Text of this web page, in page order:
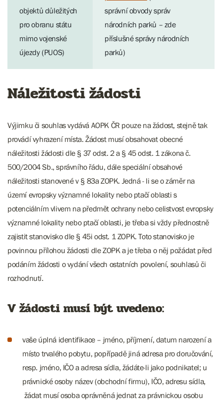
objektů důležitých
pro obranu státu
mimo vojenské
újezdy (PUOS)
správní obvody správ
národních parků – zde
příslušné správy národních
parků)
Náležitosti žádosti
Výjimku či souhlas vydává AOPK ČR pouze na žádost, stejně tak
provádí vyhrazení místa. Žádost musí obsahovat obecné
náležitosti žádosti dle § 37 odst. 2 a § 45 odst. 1 zákona č.
500/2004 Sb., správního řádu, dále speciální obsahové
náležitosti stanovené v § 83a ZOPK. Jedná - li se o záměr na
území evropsky významné lokality nebo ptačí oblasti s
potenciálním vlivem na předmět ochrany nebo celistvost evropsky
významné lokality nebo ptačí oblasti, je třeba si vždy přednostně
zajistit stanovisko dle § 45i odst. 1 ZOPK. Toto stanovisko je
povinnou přílohou žádosti dle ZOPK a je třeba o něj požádat před
podáním žádosti o vydání všech ostatních povolení, souhlasů či
rozhodnutí.
V žádosti musí být uvedeno:
vaše úplná identifikace – jméno, příjmení, datum narození a
místo trvalého pobytu, popřípadě jiná adresa pro doručování,
resp. jméno, IČO a adresa sídla, žádáte-li jako podnikatel; u
právnické osoby název (obchodní firmu), IČO, adresu sídla,
žádat musí osoba oprávněná jednat za právnickou osobu